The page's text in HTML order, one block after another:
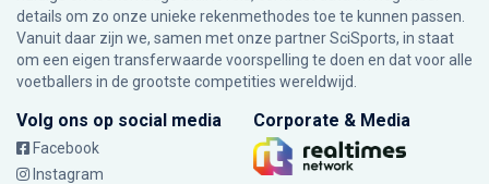
details om zo onze unieke rekenmethodes toe te kunnen passen.
Vanuit daar zijn we, samen met onze partner SciSports, in staat
om een eigen transferwaarde voorspelling te doen en dat voor alle
voetballers in de grootste competities wereldwijd.
Volg ons op social media
Facebook
Instagram
Corporate & Media